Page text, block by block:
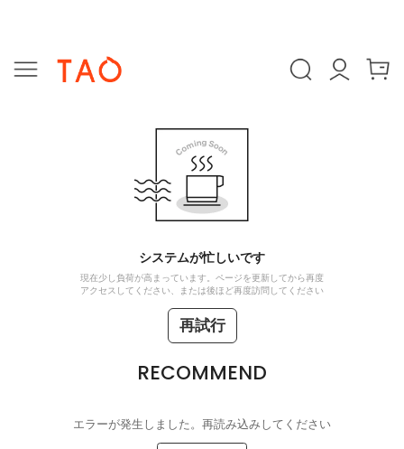
システムが忙しいです
現在少し負荷が高まっています。ページを更新してから再度
アクセスしてください、または後ほど再度訪問してください
再試行
RECOMMEND
エラーが発生しました。再読み込みしてください